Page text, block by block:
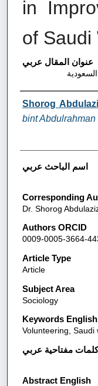
in
of Saudi
عنوان المقال عربي
Authors
Shorog
bint
اسم الباحث عربي
Corresponding
Dr. Shorog
Authors ORCID
0009-0005-3664-
Article Type
Article
Subject Area
Sociology
Keywords English
Volunteering, Saudi
كلمات مفتاحية عربي
Abstract English